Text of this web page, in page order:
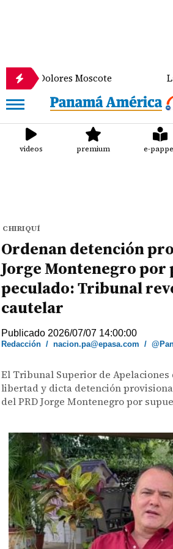
Moscote La
videos premium e-
CHIRIQUÍ
Ordenan detención
Jorge Montenegro por
peculado: Tribunal
cautelar
Publicado 2026/07/07 14:00:00
Redacción /nacion.pa@epasa.com /
El Tribunal Superior de
libertad y dicta detención
del PRD Jorge Montenegro por